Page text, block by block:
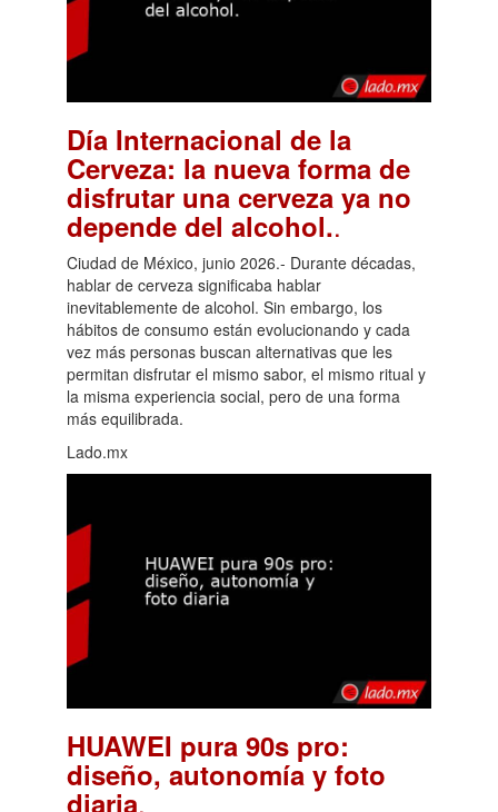
Día Internacional de la
Cerveza: la nueva forma de
disfrutar una cerveza ya no
depende del alcohol..
Ciudad de México, junio 2026.- Durante décadas,
hablar de cerveza significaba hablar
inevitablemente de alcohol. Sin embargo, los
hábitos de consumo están evolucionando y cada
vez más personas buscan alternativas que les
permitan disfrutar el mismo sabor, el mismo ritual y
la misma experiencia social, pero de una forma
más equilibrada.
Lado.mx
HUAWEI pura 90s pro:
diseño, autonomía y foto
diaria.